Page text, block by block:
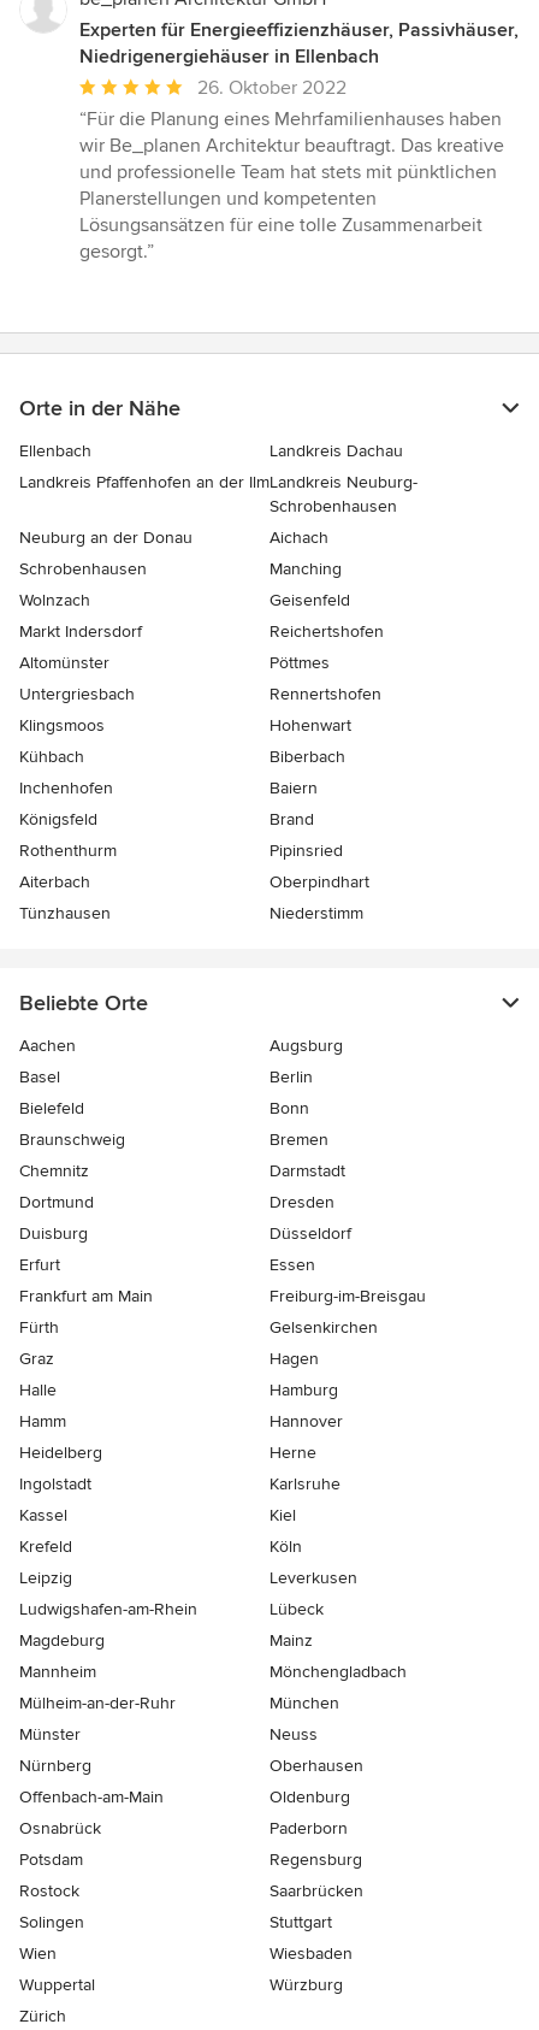
Experten für Energieeffizienzhäuser, Passivhäuser,
Niedrigenergiehäuser in Ellenbach
Durchschnittliche
Bewertung:
5
von
5
Sternen
26. Oktober 2022
“Für die Planung eines Mehrfamilienhauses haben
wir Be_planen Architektur beauftragt. Das kreative
und professionelle Team hat stets mit pünktlichen
Planerstellungen und kompetenten
Lösungsansätzen für eine tolle Zusammenarbeit
gesorgt.”
Orte in der Nähe
Ellenbach
Landkreis Dachau
Landkreis Pfaffenhofen an der IlmLandkreis Neuburg-
Schrobenhausen
Neuburg an der Donau
Aichach
Schrobenhausen
Manching
Wolnzach
Geisenfeld
Markt Indersdorf
Reichertshofen
Altomünster
Pöttmes
Untergriesbach
Rennertshofen
Klingsmoos
Hohenwart
Kühbach
Biberbach
Inchenhofen
Baiern
Königsfeld
Brand
Rothenthurm
Pipinsried
Aiterbach
Oberpindhart
Tünzhausen
Niederstimm
Beliebte Orte
Aachen
Augsburg
Basel
Berlin
Bielefeld
Bonn
Braunschweig
Bremen
Chemnitz
Darmstadt
Dortmund
Dresden
Duisburg
Düsseldorf
Erfurt
Essen
Frankfurt am Main
Freiburg-im-Breisgau
Fürth
Gelsenkirchen
Graz
Hagen
Halle
Hamburg
Hamm
Hannover
Heidelberg
Herne
Ingolstadt
Karlsruhe
Kassel
Kiel
Krefeld
Köln
Leipzig
Leverkusen
Ludwigshafen-am-Rhein
Lübeck
Magdeburg
Mainz
Mannheim
Mönchen­gladbach
Mülheim-an-der-Ruhr
München
Münster
Neuss
Nürnberg
Oberhausen
Offenbach-am-Main
Oldenburg
Osnabrück
Paderborn
Potsdam
Regensburg
Rostock
Saarbrücken
Solingen
Stuttgart
Wien
Wiesbaden
Wuppertal
Würzburg
Zürich